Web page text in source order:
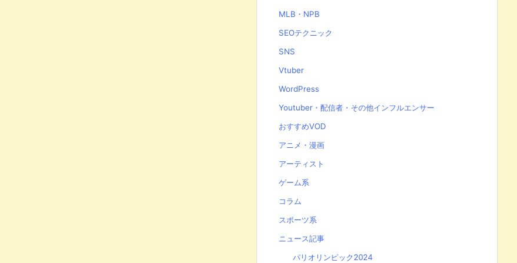
MLB・NPB
SEOテクニック
SNS
Vtuber
WordPress
Youtuber・配信者・その他インフルエンサー
おすすめVOD
アニメ・漫画
アーティスト
ゲーム系
コラム
スポーツ系
ニュース記事
パリオリンピック2024